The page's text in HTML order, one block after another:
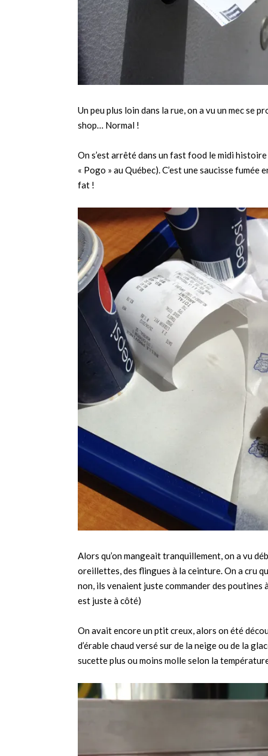
Un peu plus loin dans la rue, on a vu un mec se
shop… Normal !
On s’est arrêté dans un fast food le midi
« Pogo » au Québec). C’est une saucisse
fat !
Alors qu’on mangeait tranquillement, on a vu
oreillettes, des flingues à la ceinture. On a cru
non, ils venaient juste commander des
est juste à côté)
On avait encore un ptit creux, alors on été
d’érable chaud versé sur de la neige ou de la
sucette plus ou moins molle selon la